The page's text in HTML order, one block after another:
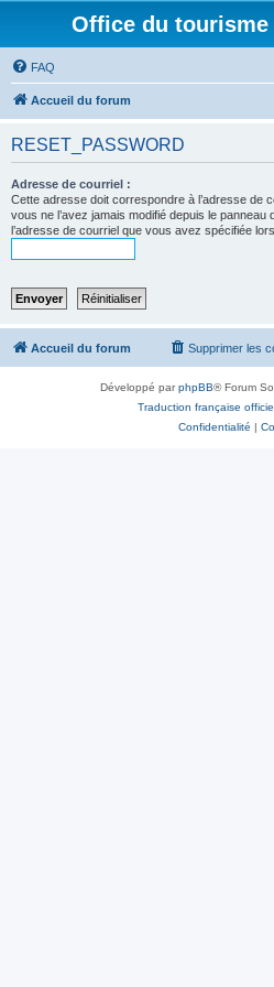
Office du tourisme
FAQ
Accueil du forum
RESET_PASSWORD
Adresse de courriel :
Cette adresse doit correspondre à l’adresse de
vous ne l’avez jamais modifié depuis le panneau
l’adresse de courriel que vous avez spécifiée
Accueil du forum Supprimer les
Développé parphpBB® Forum
Traduction française
Confidentialité |